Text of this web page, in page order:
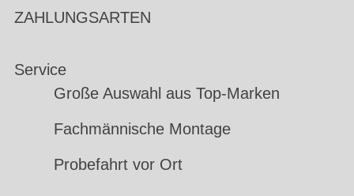
ZAHLUNGSARTEN
Service
Große Auswahl aus Top-Marken
Fachmännische Montage
Probefahrt vor Ort